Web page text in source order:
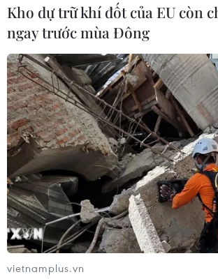
Hà Nội công bố điểm thi và
vào lớp 10 sớm hơn dự kiến
11/06/2019 14:46
Theo Ban Chỉ đạo thi, tuyển sinh Hà
14/6, Sở Giáo dục và Đào tạo Hà Nội
điểm của các trường và điểm các bài
trên các phương tiện thông tin đại
Kho dự trữ khí đốt của EU còn
ngay trước mùa Đông
vietnamplus.vn